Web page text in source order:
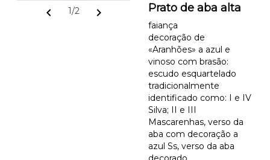
chevron_left 1/2 chevron_right Prato de aba alta
faiança
decoração de
«Aranhões» a azul e
vinoso com brasão:
escudo esquartelado
tradicionalmente
identificado como: I e IV
Silva; II e III
Mascarenhas, verso da
aba com decoração a
azul Ss, verso da aba